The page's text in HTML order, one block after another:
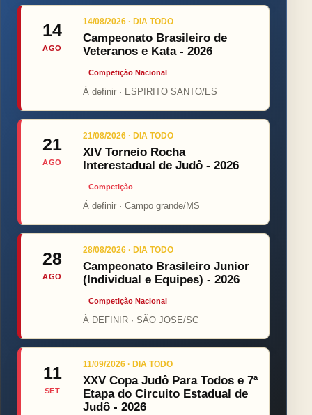
14
AGO
14/08/2026 · DIA TODO
Campeonato Brasileiro de
Veteranos e Kata - 2026
Competição Nacional
Á definir · ESPIRITO SANTO/ES
21
AGO
21/08/2026 · DIA TODO
XIV Torneio Rocha
Interestadual de Judô - 2026
Competição
Á definir · Campo grande/MS
28
AGO
28/08/2026 · DIA TODO
Campeonato Brasileiro Junior
(Individual e Equipes) - 2026
Competição Nacional
À DEFINIR · SÃO JOSE/SC
11
SET
11/09/2026 · DIA TODO
XXV Copa Judô Para Todos e 7ª
Etapa do Circuito Estadual de
Judô - 2026